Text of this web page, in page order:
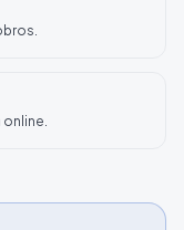
online.